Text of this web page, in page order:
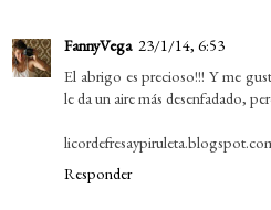
FannyVega 23/1/14, 6:53
El abrigo es precioso!!! Y me
le da un aire más desenfadado,
Responder